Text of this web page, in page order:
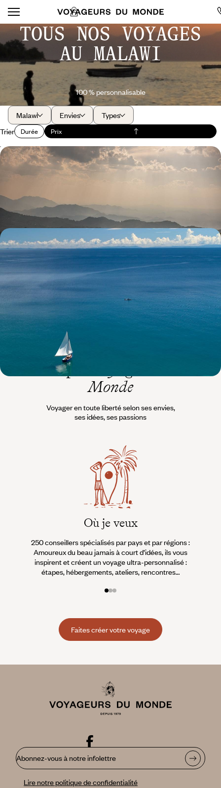
TOUS NOS VOYAGES
AU MALAWI
100 % personnalisable
Malawi Envies
Types
Trier
Durée Prix
Cueillir, pister, voguer - Le Malawi sur un plateau
Entre forêts, lacs et plateaux, partir à la rencontre d'un pays imprégné
de beauté et d'habitants qui façonnent le Malawi de demain
10 jours, de 8600 à 10400 $ CA
De la Zambie au lac Malawi - Chutes Victoria, safari
& plage de rêve
Les Chutes Victoria pour porte d'entrée, un voyage inédit conjuguant
un safari en Zambie et une île de rêve au Malawi
L’esprit
Monde
Voyager en toute liberté selon ses envies,
ses idées, ses passions
Où je veux
250 conseillers spécialisés par pays et par régions :
Amoureux du beau jamais à court d’idées, ils vous
inspirent et créent un voyage ultra-personnalisé :
étapes, hébergements, ateliers, rencontres…
Faites créer votre voyage
Abonnez-vous à notre infolettre
Lire notre politique de confidentialité